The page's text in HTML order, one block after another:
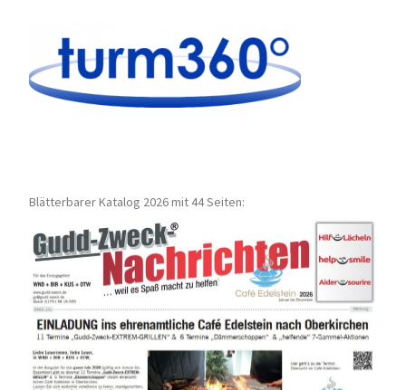
Blätterbarer Katalog 2026 mit 44 Seiten: